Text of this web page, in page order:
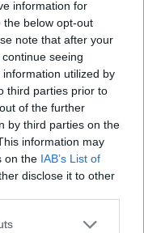
information for
the below opt-out
note that after your
seeing
utilized by
third parties prior to
of the further
by third parties on the
information may
on the IAB’s List of
disclose it to other
one or more Google